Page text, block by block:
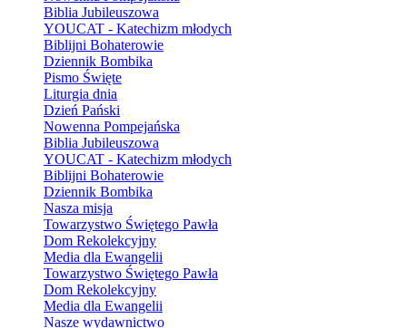
Biblia Jubileuszowa
YOUCAT - Katechizm młodych
Biblijni Bohaterowie
Dziennik Bombika
Pismo Święte
Liturgia dnia
Dzień Pański
Nowenna Pompejańska
Biblia Jubileuszowa
YOUCAT - Katechizm młodych
Biblijni Bohaterowie
Dziennik Bombika
Nasza misja
Towarzystwo Świętego Pawła
Dom Rekolekcyjny
Media dla Ewangelii
Towarzystwo Świętego Pawła
Dom Rekolekcyjny
Media dla Ewangelii
Nasze wydawnictwo